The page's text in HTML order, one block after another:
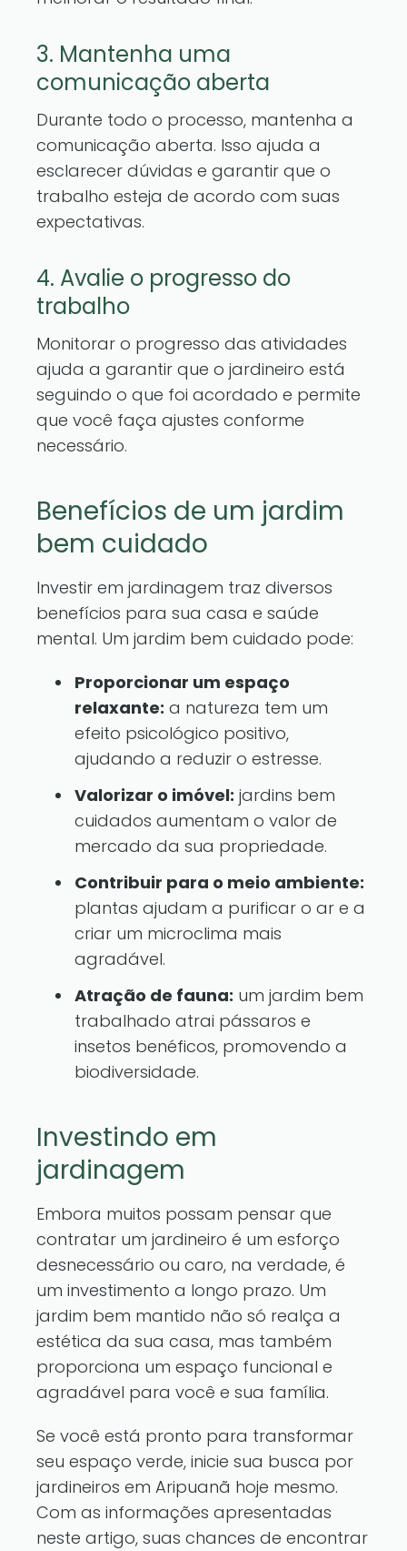
3. Mantenha uma
comunicação aberta
Durante todo o processo, mantenha a
comunicação aberta. Isso ajuda a
esclarecer dúvidas e garantir que o
trabalho esteja de acordo com suas
expectativas.
4. Avalie o progresso do
trabalho
Monitorar o progresso das atividades
ajuda a garantir que o jardineiro está
seguindo o que foi acordado e permite
que você faça ajustes conforme
necessário.
Benefícios de um jardim
bem cuidado
Investir em jardinagem traz diversos
benefícios para sua casa e saúde
mental. Um jardim bem cuidado pode:
Proporcionar um espaço
relaxante: a natureza tem um
efeito psicológico positivo,
ajudando a reduzir o estresse.
Valorizar o imóvel: jardins bem
cuidados aumentam o valor de
mercado da sua propriedade.
Contribuir para o meio ambiente:
plantas ajudam a purificar o ar e a
criar um microclima mais
agradável.
Atração de fauna: um jardim bem
trabalhado atrai pássaros e
insetos benéficos, promovendo a
biodiversidade.
Investindo em
jardinagem
Embora muitos possam pensar que
contratar um jardineiro é um esforço
desnecessário ou caro, na verdade, é
um investimento a longo prazo. Um
jardim bem mantido não só realça a
estética da sua casa, mas também
proporciona um espaço funcional e
agradável para você e sua família.
Se você está pronto para transformar
seu espaço verde, inicie sua busca por
jardineiros em Aripuanã hoje mesmo.
Com as informações apresentadas
neste artigo, suas chances de encontrar